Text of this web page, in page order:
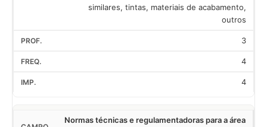
similares, tintas, materiais de acabamento,
outros
3
4
4
Normas técnicas e regulamentadoras para a área